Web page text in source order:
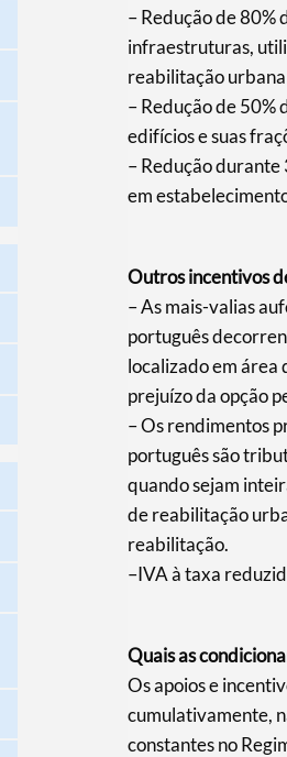
– Redução de
infraestruturas,
reabilitação
– Redução de 50%
edifícios e suas
– Redução durante
em
Outros incentivos
– As mais-valias
português
localizado em área
prejuízo da opção
– Os rendimentos
português são
quando sejam
de reabilitação
reabilitação.
–IVA à taxa
Quais as
Os apoios e
cumulativamente,
constantes no